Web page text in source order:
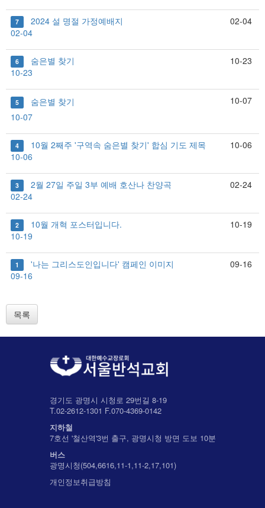
7
2024 설 명절 가정예배지
02-04
02-04
6
숨은별 찾기
10-23
10-23
5
숨은별 찾기
10-07
10-07
4
10월 2째주 '구역속 숨은별 찾기' 합심 기도 제목
10-06
10-06
3
2월 27일 주일 3부 예배 호산나 찬양곡
02-24
02-24
2
10월 개혁 포스터입니다.
10-19
10-19
1
'나는 그리스도인입니다' 캠페인 이미지
09-16
09-16
목록
경기도 광명시 시청로 29번길 8-19
T.02-2612-1301 F.070-4369-0142
지하철
7호선 '철산역'3번 출구, 광명시청 방면 도보 10분
버스
광명시청(504,6616,11-1,11-2,17,101)
개인정보취급방침